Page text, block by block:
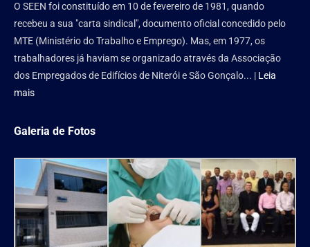
O SEEN foi constituído em 10 de fevereiro de 1981, quando
recebeu a sua "carta sindical", documento oficial concedido pelo
MTE (Ministério do Trabalho e Emprego). Mas, em 1977, os
trabalhadores já haviam se organizado através da Associação
dos Empregados de Edifícios de Niterói e São Gonçalo... | Leia
mais
Galeria de Fotos